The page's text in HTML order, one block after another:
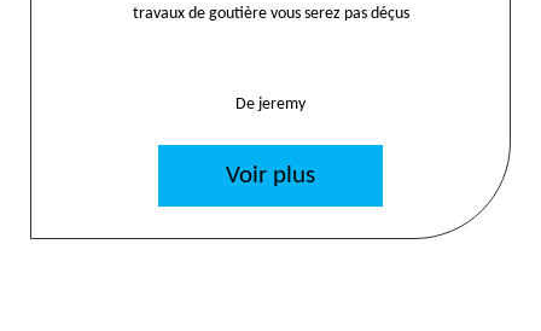
travaux de goutière vous serez pas déçus
De jeremy
Voir plus